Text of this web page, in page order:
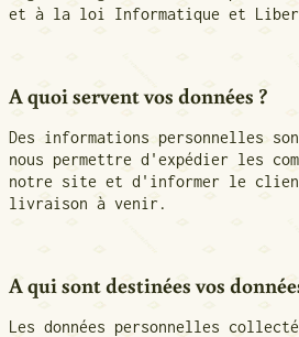
et à la loi Informatique et
A quoi servent vos données ?
Des informations personnelles
nous permettre d'expédier les
notre site et d'informer le client
livraison à venir.
A qui sont destinées vos
Les données personnelles